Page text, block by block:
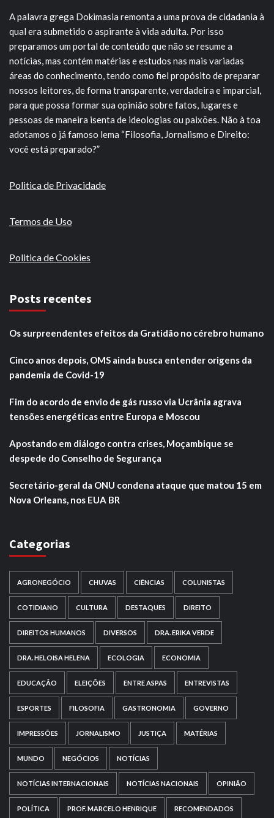
A palavra grega Dokimasia remonta a uma prova de cidadania à
qual era submetido o aspirante à vida adulta. Por isso
preparamos um portal de conteúdo que não se resume a
notícias, mas contém matérias e estudos nas mais variadas
áreas do conhecimento, tendo como fiel propósito de preparar
nossos leitores, de forma transparente, verdadeira e imparcial,
para que possa formar sua opinião sobre fatos, lugares e
pessoas de maneira isenta de ideologias ou paixões. Não à toa
adotamos o já famoso lema “Filosofia, Jornalismo e Direito:
você está preparado?”
Politica de Privacidade
Termos de Uso
Politica de Cookies
Posts recentes
Os surpreendentes efeitos da Gratidão no cérebro humano
Cinco anos depois, OMS ainda busca entender origens da
pandemia de Covid-19
Fim do acordo de envio de gás russo via Ucrânia agrava
tensões energéticas entre Europa e Moscou
Apostando em diálogo contra crises, Moçambique se
despede do Conselho de Segurança
Secretário-geral da ONU condena ataque que matou 15 em
Nova Orleans, nos EUA BR
Categorias
AGRONEGÓCIO CHUVAS CIÊNCIAS COLUNISTAS
COTIDIANO CULTURA DESTAQUES DIREITO
DIREITOS HUMANOS DIVERSOS DRA. ERIKA VERDE
DRA. HELOISA HELENA ECOLOGIA ECONOMIA
EDUCAÇÃO ELEIÇÕES ENTRE ASPAS ENTREVISTAS
ESPORTES FILOSOFIA GASTRONOMIA GOVERNO
IMPRESSÕES JORNALISMO JUSTIÇA MATÉRIAS
MUNDO NEGÓCIOS NOTÍCIAS
NOTÍCIAS INTERNACIONAIS NOTÍCIAS NACIONAIS OPINIÃO
POLÍTICA PROF. MARCELO HENRIQUE RECOMENDADOS